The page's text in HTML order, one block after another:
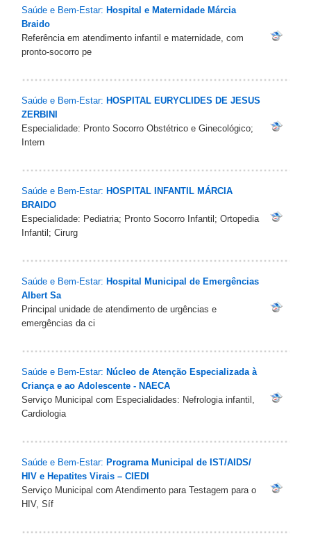
Saúde e Bem-Estar: Hospital e Maternidade Márcia
Braido
Referência em atendimento infantil e maternidade, com
pronto-socorro pe
Saúde e Bem-Estar: HOSPITAL EURYCLIDES DE JESUS
ZERBINI
Especialidade: Pronto Socorro Obstétrico e Ginecológico;
Intern
Saúde e Bem-Estar: HOSPITAL INFANTIL MÁRCIA
BRAIDO
Especialidade: Pediatria; Pronto Socorro Infantil; Ortopedia
Infantil; Cirurg
Saúde e Bem-Estar: Hospital Municipal de Emergências
Albert Sa
Principal unidade de atendimento de urgências e
emergências da ci
Saúde e Bem-Estar: Núcleo de Atenção Especializada à
Criança e ao Adolescente - NAECA
Serviço Municipal com Especialidades: Nefrologia infantil,
Cardiologia
Saúde e Bem-Estar: Programa Municipal de IST/AIDS/
HIV e Hepatites Virais – CIEDI
Serviço Municipal com Atendimento para Testagem para o
HIV, Síf